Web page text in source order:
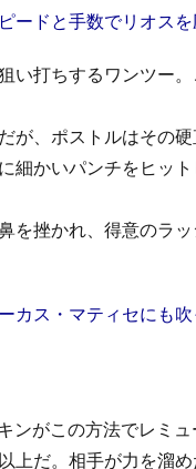
ードと手数でリオスを
い打ちするワンツー
が、ポストルはその
細かいパンチをヒッ
を挫かれ、得意のラ
カス・マティセにも
ンがこの方法でレミ
上だ。相手が力を溜